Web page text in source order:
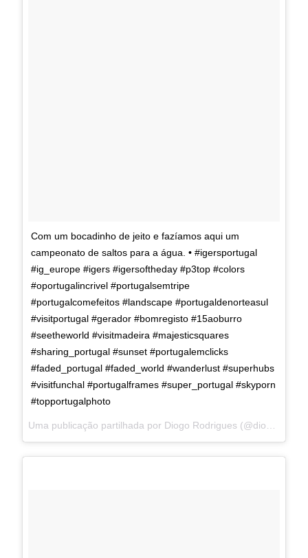
Com um bocadinho de jeito e fazíamos aqui um
campeonato de saltos para a água. • #igersportugal
#ig_europe #igers #igersoftheday #p3top #colors
#oportugalincrivel #portugalsemtripe
#portugalcomefeitos #landscape #portugaldenorteasul
#visitportugal #gerador #bomregisto #15aoburro
#seetheworld #visitmadeira #majesticsquares
#sharing_portugal #sunset #portugalemclicks
#faded_portugal #faded_world #wanderlust #superhubs
#visitfunchal #portugalframes #super_portugal #skyporn
#topportugalphoto